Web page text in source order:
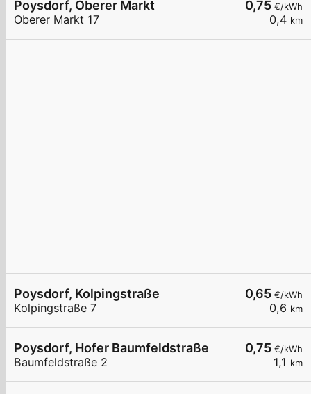
0,75 €/kWh
0,4 km
Poysdorf, Oberer Markt
Oberer Markt 17
0,65 €/kWh
0,6 km
Poysdorf, Kolpingstraße
Kolpingstraße 7
0,75 €/kWh
1,1 km
Poysdorf, Hofer Baumfeldstraße
Baumfeldstraße 2